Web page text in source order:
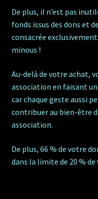
De plus, il n’est pas
fonds issus des dons et
consacrée
minous !
Au-delà de votre achat,
association en faisant
car chaque geste aussi
contribuer au bien-être
association.
De plus, 66 % de votre
dans la limite de 20 %